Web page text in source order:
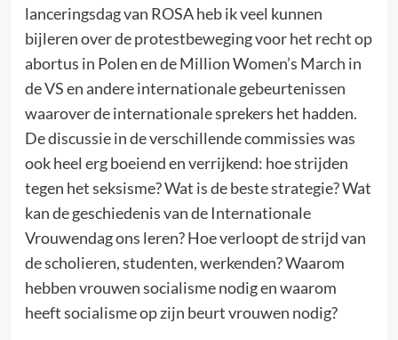
lanceringsdag van ROSA heb ik veel kunnen
bijleren over de protestbeweging voor het recht op
abortus in Polen en de Million Women’s March in
de VS en andere internationale gebeurtenissen
waarover de internationale sprekers het hadden.
De discussie in de verschillende commissies was
ook heel erg boeiend en verrijkend: hoe strijden
tegen het seksisme? Wat is de beste strategie? Wat
kan de geschiedenis van de Internationale
Vrouwendag ons leren? Hoe verloopt de strijd van
de scholieren, studenten, werkenden? Waarom
hebben vrouwen socialisme nodig en waarom
heeft socialisme op zijn beurt vrouwen nodig?